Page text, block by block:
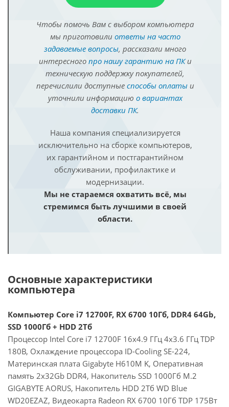
Чтобы помочь Вам с выбором компьютера
мы приготовили ответы на часто
задаваемые вопросы, рассказали много
интересного про нашу гарантию на ПКи
техническую поддержку покупателей,
перечислили доступные способы оплатыи
уточнили информацию о вариантах
доставки ПК.
Наша компания специализируется
исключительно на сборке компьютеров,
их гарантийном и постгарантийном
обслуживании, профилактике и
модернизации.
Мы не стараемся охватить всё, мы
стремимся быть лучшими в своей
области.
Основные характеристики
компьютера
Компьютер Core i7 12700F, RX 6700 10Гб, DDR4 64Gb,
SSD 1000Гб + HDD 2Тб
Процессор Intel Core i7 12700F 16x4.9 ГГц 4x3.6 ГГц TDP
180В, Охлаждение процессора ID-Cooling SE-224,
Материнская плата Gigabyte H610M K, Оперативная
память 2x32Gb DDR4, Накопитель SSD 1000Гб M.2
GIGABYTE AORUS, Накопитель HDD 2Тб WD Blue
WD20EZAZ, Видеокарта Radeon RX 6700 10Гб TDP 175Вт